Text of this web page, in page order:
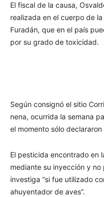
El fiscal de la causa,
realizada en el cuerpo de
Furadán, que en el país
por su grado de toxicidad.
Según consignó el sitio
nena, ocurrida la semana
el momento sólo
El pesticida encontrado en
mediante su inyección y
investiga “si fue utilizado
ahuyentador de aves”.